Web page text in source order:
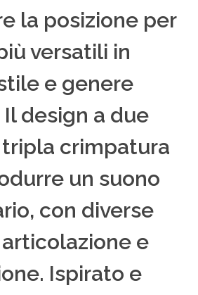
la posizione per
versatili in
e genere
design a due
crimpatura
un suono
con diverse
e
Ispirato e